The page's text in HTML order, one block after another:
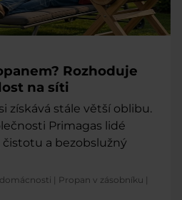
Rozhoduje
na síti
získává stále větší oblibu.
Primagas lidé
a bezobslužný
| Propan v zásobníku |